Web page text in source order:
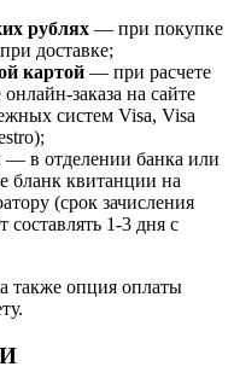
рублях — при покупке
доставке;
картой — при расчете
заказа на сайте
систем Visa, Visa
— в отделении банка или
бланк квитанции на
(срок зачисления
1-3 дня с
также опция оплаты